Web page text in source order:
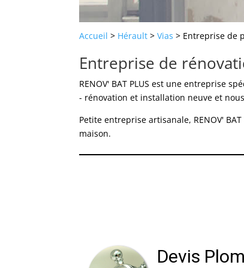
Accueil > Hérault > Vias > Entreprise de
Entreprise de
RENOV' BAT PLUS est une entreprise
- rénovation et installation neuve et
Petite entreprise artisanale, RENOV'
maison.
Devis